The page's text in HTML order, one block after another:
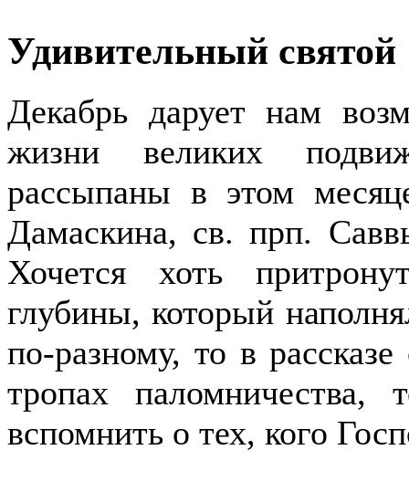
Удивительный святой
Декабрь дарует нам
жизни великих
рассыпаны в этом
Дамаскина, св. прп.
Хочется хоть
глубины, который
по-разному, то в
тропах паломничества,
вспомнить о тех, кого